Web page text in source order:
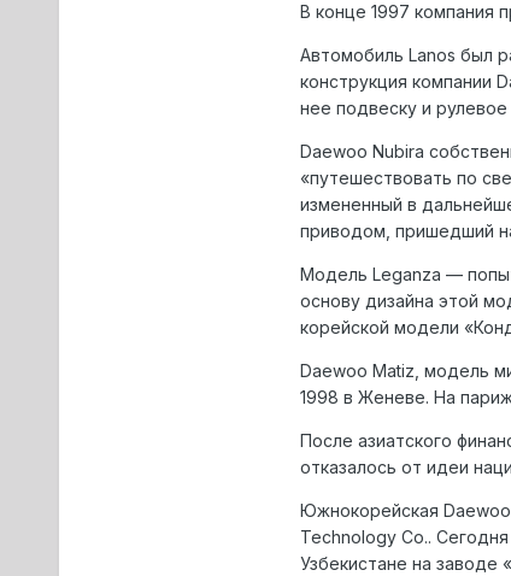
В конце 1997 компания
Автомобиль Lanos был
конструкция компании
нее подвеску и рулевое
Daewoo Nubira
«путешествовать по
измененный в
приводом, пришедший
Модель Leganza —
основу дизайна этой
корейской модели
Daewoo Matiz, модель
1998 в Женеве. На
После азиатского
отказалось от идеи
Южнокорейская
Technology Co..
Узбекистане на заводе